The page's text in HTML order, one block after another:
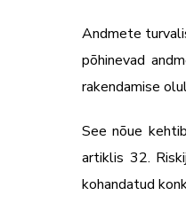
Andmete
põhinevad
rakendamise
See nõue
artiklis 32.
kohandatud